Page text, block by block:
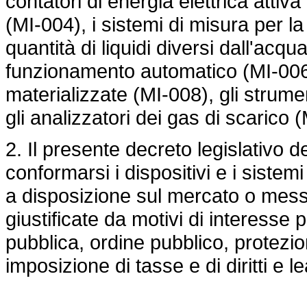
(MI-004), i sistemi di misura per
quantità di liquidi diversi
funzionamento automatico (MI-
materializzate (MI-008), gli
gli analizzatori dei gas di scarico
2. Il presente decreto legislativo
conformarsi i dispositivi e i
a disposizione sul mercato o
giustificate da motivi di interesse
pubblica, ordine pubblico,
imposizione di tasse e di diritti e